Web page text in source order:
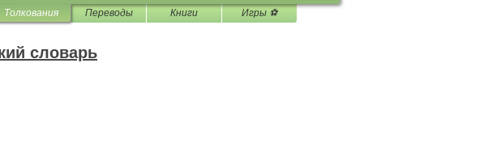
Толкования Переводы Книги Игры ⚽
словарь